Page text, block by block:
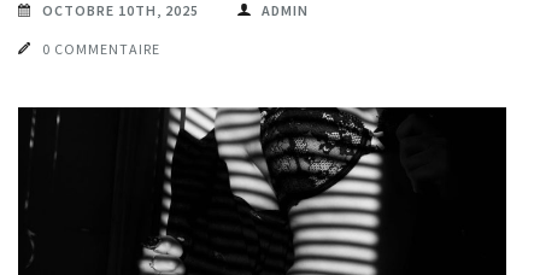
OCTOBRE 10TH, 2025 ADMIN
0 COMMENTAIRE